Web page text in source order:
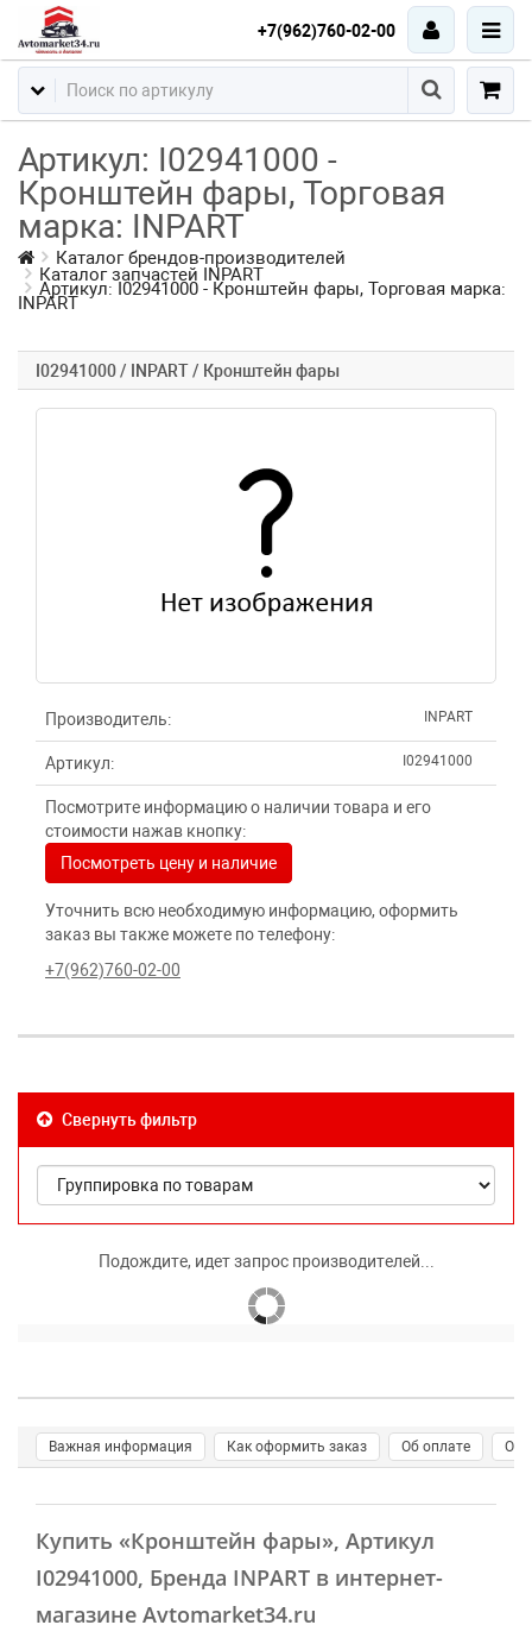
+7(962)760-02-00
Артикул: I02941000 -
Кронштейн фары, Торговая
марка: INPART
Каталог брендов-производителей
Каталог запчастей INPART
Артикул: I02941000 - Кронштейн фары, Торговая марка:
INPART
I02941000 / INPART / Кронштейн фары
Производитель: INPART
Артикул: I02941000
Посмотрите информацию о наличии товара и его
стоимости нажав кнопку:
Посмотреть цену и наличие
Уточнить всю необходимую информацию, оформить
заказ вы также можете по телефону:
+7(962)760-02-00
Свернуть фильтр
Подождите, идет запрос производителей...
Важная информация Как оформить заказ Об оплате О
Купить «Кронштейн фары», Артикул
I02941000, Бренда INPART в интернет-
магазине Avtomarket34.ru